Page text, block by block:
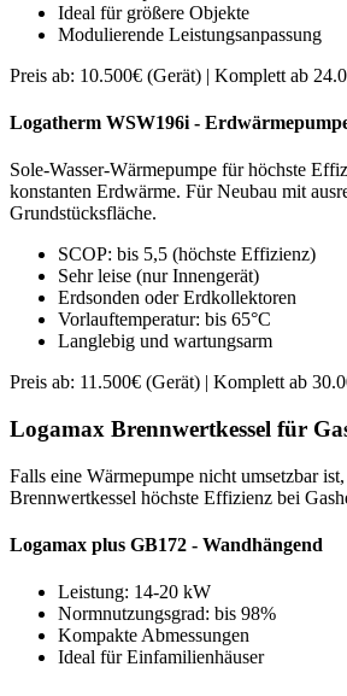
Ideal für größere Objekte
Modulierende Leistungsanpassung
Preis ab: 10.500€ (Gerät) | Komplett ab
Logatherm WSW196i -
Sole-Wasser-Wärmepumpe für höchste
konstanten Erdwärme. Für Neubau mit
Grundstücksfläche.
SCOP: bis 5,5 (höchste Effizienz)
Sehr leise (nur Innengerät)
Erdsonden oder Erdkollektoren
Vorlauftemperatur: bis 65°C
Langlebig und wartungsarm
Preis ab: 11.500€ (Gerät) | Komplett ab
Logamax Brennwertkessel für
Falls eine Wärmepumpe nicht umsetzbar
Brennwertkessel höchste Effizienz bei
Logamax plus GB172 - Wandhängend
Leistung: 14-20 kW
Normnutzungsgrad: bis 98%
Kompakte Abmessungen
Ideal für Einfamilienhäuser